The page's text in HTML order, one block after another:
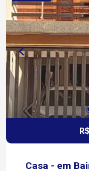
Bozolla,
Casa - em